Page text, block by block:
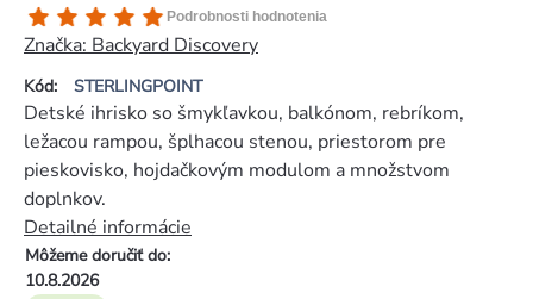
Kód: STERLINGPOINT
Priemerné
hodnotenie
produktu
je
5,0
5
hviezdičiek.
Podrobnosti hodnotenia
Značka: Backyard Discovery
Môžeme doručiť do:
10.8.2026
Detské ihrisko so šmykľavkou, balkónom, rebríkom,
ležacou rampou, šplhacou stenou, priestorom pre
pieskovisko, hojdačkovým modulom a množstvom
doplnkov.
Detailné informácie